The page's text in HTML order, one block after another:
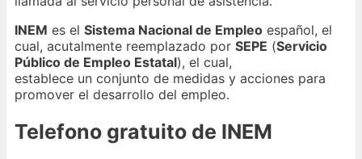
INEM es el Sistema Nacional de Empleo español, el
cual, acutalmente reemplazado por SEPE (Servicio
Público de Empleo Estatal), el cual,
establece un conjunto de medidas y acciones para
promover el desarrollo del empleo.
Telefono gratuito de INEM